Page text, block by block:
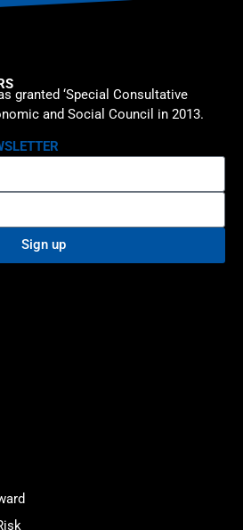
granted ‘Special Consultative
and Social Council in 2013.
Sign up